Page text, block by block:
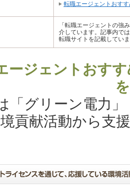
転職エージェントおす
「転職エージェントの強
介しています。記事内で
転職サイトを記載してい
ージェントおす
「グリーン電力
貢献活動から支